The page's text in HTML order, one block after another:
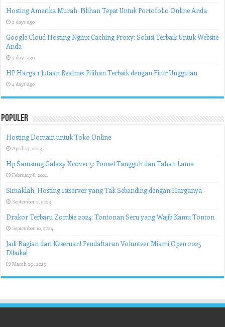
Hosting Amerika Murah: Pilihan Tepat Untuk Portofolio Online Anda
2 days ago
Google Cloud Hosting Nginx Caching Proxy: Solusi Terbaik Untuk Website
Anda
3 days ago
HP Harga 1 Jutaan Realme: Pilihan Terbaik dengan Fitur Unggulan
4 days ago
Populer
Hosting Domain untuk Toko Online
April 19, 2023
Hp Samsung Galaxy Xcover 5: Ponsel Tangguh dan Tahan Lama
February 8, 2024
Simaklah, Hosting 1stserver yang Tak Sebanding dengan Harganya
September 2, 2023
Drakor Terbaru Zombie 2024: Tontonan Seru yang Wajib Kamu Tonton
September 10, 2024
Jadi Bagian dari Keseruan! Pendaftaran Volunteer Miami Open 2025
Dibuka!
March 29, 2025